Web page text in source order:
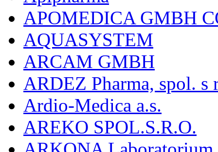
APOMEDICA GMBH
AQUASYSTEM
ARCAM GMBH
ARDEZ Pharma, spol. s
Ardio-Medica a.s.
AREKO SPOL.S.R.O.